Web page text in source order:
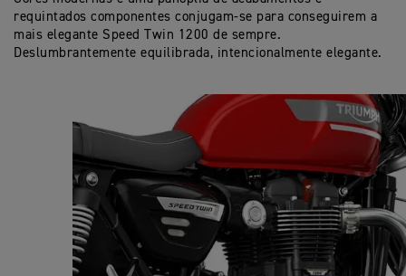
requintados componentes conjugam-se para conseguirem a
mais elegante Speed Twin 1200 de sempre.
Deslumbrantemente equilibrada, intencionalmente elegante.